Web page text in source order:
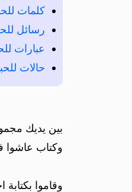
كلمات
رسائل
عبارات
حالات
بين يديك
وكتاب
وقاموا